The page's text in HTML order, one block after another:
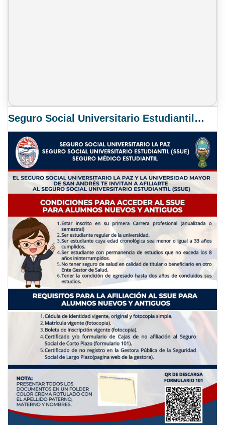
Seguro Social Universitario Estudiantil SSUE